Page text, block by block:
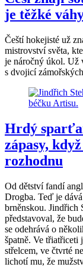
je těžké
Čeští hokejisté už
mistrovství světa,
je náročný úkol. Už
s dvojicí
Hrdý
zápasy,
rozhodnu
Od dětství fandí
Drogba. Teď je
brněnskou. Jindřich
představoval, že
se odehrává o
špatně. Ve třiatřiceti
střelcem, ve čtvrté
lichotí mu, že